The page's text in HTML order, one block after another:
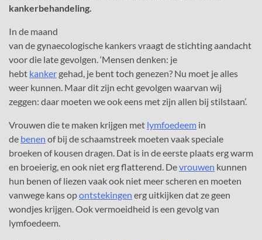
kankerbehandeling.
In de maand
van de gynaecologische kankers vraagt de stichting aandacht
voor die late gevolgen. ‘Mensen denken: je
hebt kanker gehad, je bent toch genezen? Nu moet je alles
weer kunnen. Maar dit zijn echt gevolgen waarvan wij
zeggen: daar moeten we ook eens met zijn allen bij stilstaan’.
Vrouwen die te maken krijgen met lymfoedeem in
de benen of bij de schaamstreek moeten vaak speciale
broeken of kousen dragen. Dat is in de eerste plaats erg warm
en broeierig, en ook niet erg flatterend. Devrouwen kunnen
hun benen of liezen vaak ook niet meer scheren en moeten
vanwege kans opontstekingen erg uitkijken dat ze geen
wondjes krijgen. Ook vermoeidheid is een gevolg van
lymfoedeem.